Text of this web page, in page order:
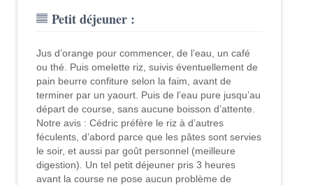
Petit déjeuner :
Jus d’orange pour commencer, de l’eau, un café
ou thé. Puis omelette riz, suivis éventuellement de
pain beurre confiture selon la faim, avant de
terminer par un yaourt. Puis de l’eau pure jusqu’au
départ de course, sans aucune boisson d’attente.
Notre avis : Cédric préfère le riz à d’autres
féculents, d’abord parce que les pâtes sont servies
le soir, et aussi par goût personnel (meilleure
digestion). Un tel petit déjeuner pris 3 heures
avant la course ne pose aucun problème de